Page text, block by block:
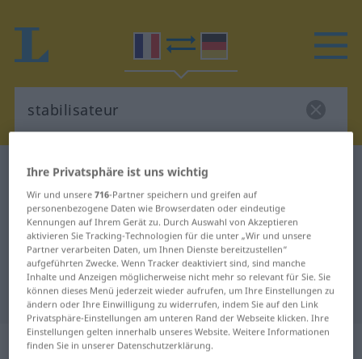
Französisch-Deutsch Wörterbuch
Französisch-Deutsch Übersetzung
für "stabilisateur"
"stabilisateur" Deutsch
Übersetzung
„stabilisateur“: adjectif (qualificatif)
Ihre Privatsphäre ist uns wichtig
Wir und unsere716-Partner speichern und greifen auf
personenbezogene Daten wie Browserdaten oder eindeutige
Kennungen auf Ihrem Gerät zu. Durch Auswahl von Akzeptieren
aktivieren Sie Tracking-Technologien für die unter „Wir und unsere
Partner verarbeiten Daten, um Ihnen Dienste bereitzustellen“
aufgeführten Zwecke. Wenn Tracker deaktiviert sind, sind manche
Inhalte und Anzeigen möglicherweise nicht mehr so relevant für Sie. Sie
können dieses Menü jederzeit wieder aufrufen, um Ihre Einstellungen zu
ändern oder Ihre Einwilligung zu widerrufen, indem Sie auf den Link
Privatsphäre-Einstellungen am unteren Rand der Webseite klicken. Ihre
Einstellungen gelten innerhalb unseres Website. Weitere Informationen
finden Sie in unserer Datenschutzerklärung.